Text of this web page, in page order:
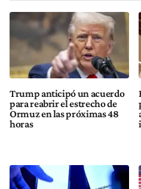
Trump anticipó un acuerdo
para reabrir el estrecho de
Ormuz en las próximas 48
horas